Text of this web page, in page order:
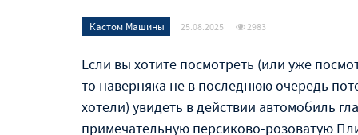
Кастом Машины 25.08.2025 2983
Если вы хотите посмотреть (или уже
то наверняка не в последнюю очередь
хотели) увидеть в действии автомобиль
примечательную персиково-розоватую